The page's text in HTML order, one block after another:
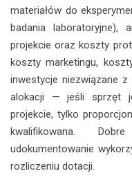
materiałów do
badania laboratoryjne),
projekcie oraz koszty
koszty marketingu,
inwestycje niezwiązane
alokacji — jeśli sprzęt
projekcie, tylko
kwalifikowana.
udokumentowanie
rozliczeniu dotacji.